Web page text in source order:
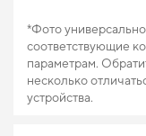
*Фото
соответствующие
параметрам.
несколько
устройства.